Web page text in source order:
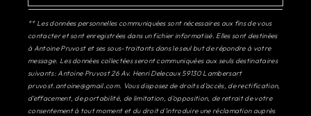
** Les données personnelles communiquées sont nécessaires aux fins de vous
contacter et sont enregistrées dans un fichier informatisé. Elles sont destinées
à Antoine Pruvost et ses sous-traitants dans le seul but de répondre à votre
message. Les données collectées seront communiquées aux seuls destinataires
suivants: Antoine Pruvost 26 Av. Henri Delecaux 59130 Lambersart
pruvost.antoine@gmail.com. Vous disposez de droits d’accès, de rectification,
d’effacement, de portabilité, de limitation, d’opposition, de retrait de votre
consentement à tout moment et du droit d’introduire une réclamation auprès